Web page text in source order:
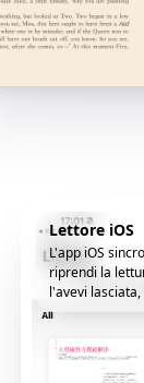
Lettore iOS
L'app iOS
riprendi la
l'avevi